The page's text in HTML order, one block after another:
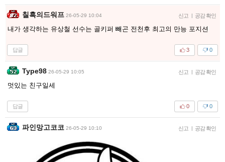
칠흑의드워프 26-05-29 10:04 신고 | 공감 확인
내가 생각하는 유상철 선수는 골키퍼 빼곤 전천후 최고의 만능 포지션
답글 0
3
Type98 26-05-29 10:05 신고 | 공감 확인
멋있는 친구일세
답글 0
0
파인망고코코 26-05-29 10:10 신고 | 공감 확인